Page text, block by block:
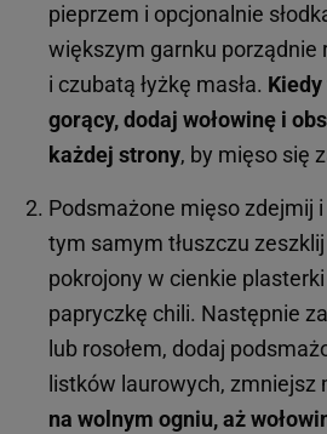
pieprzem i opcjonalnie
większym garnku porządnie
i czubatą łyżkę masła.
gorący, dodaj wołowinę i
każdej strony, by mięso się
Podsmażone mięso zdejmij i
tym samym tłuszczu
pokrojony w cienkie
papryczkę chili. Następnie
lub rosołem, dodaj
listków laurowych, zmniejsz
na wolnym ogniu, aż